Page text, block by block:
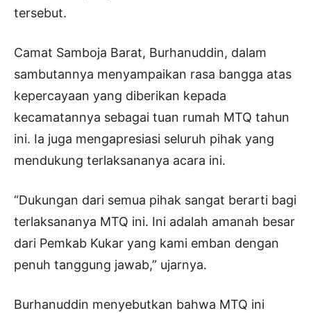
tersebut.
Camat Samboja Barat, Burhanuddin, dalam
sambutannya menyampaikan rasa bangga atas
kepercayaan yang diberikan kepada
kecamatannya sebagai tuan rumah MTQ tahun
ini. Ia juga mengapresiasi seluruh pihak yang
mendukung terlaksananya acara ini.
“Dukungan dari semua pihak sangat berarti bagi
terlaksananya MTQ ini. Ini adalah amanah besar
dari Pemkab Kukar yang kami emban dengan
penuh tanggung jawab,” ujarnya.
Burhanuddin menyebutkan bahwa MTQ ini